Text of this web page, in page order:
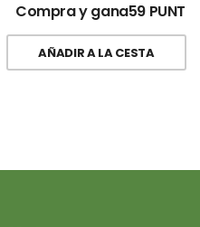
Compra y gana59
AÑADIR A LA CESTA